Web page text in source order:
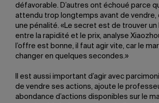
défavorable. D’autres ont échoué parce
attendu trop longtemps avant de vendre,
une pénalité. «Le secret est de trouver un
entre la rapidité et le prix, analyse
l’offre est bonne, il faut agir vite, car le
changer en quelques secondes.»
Il est aussi important d’agir avec
de vendre ses actions, ajoute le
abondance d’actions disponibles sur le